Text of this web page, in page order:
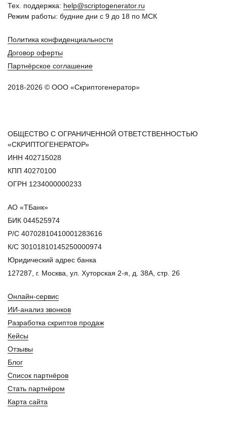
Тех. поддержка: help@scriptogenerator.ru
Режим работы: будние дни с 9 до 18 по МСК
Политика конфиденциальности
Договор оферты
Партнёрское соглашение
2018-2026 © ООО «Скриптогенератор»
ОБЩЕСТВО С ОГРАНИЧЕННОЙ ОТВЕТСТВЕННОСТЬЮ
«СКРИПТОГЕНЕРАТОР»
ИНН 402715028
КПП 40270100
ОГРН 1234000000233
АО «ТБанк»
БИК 044525974
Р/С 40702810410001283616
К/С 30101810145250000974
Юридический адрес банка
127287, г. Москва, ул. Хуторская 2-я, д. 38А, стр. 26
Онлайн-сервис
ИИ-анализ звонков
Разработка скриптов продаж
Кейсы
Отзывы
Блог
Список партнёров
Стать партнёром
Карта сайта